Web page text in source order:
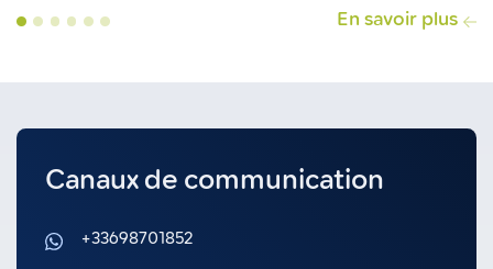
En savoir plus
Canaux de communication
+33698701852